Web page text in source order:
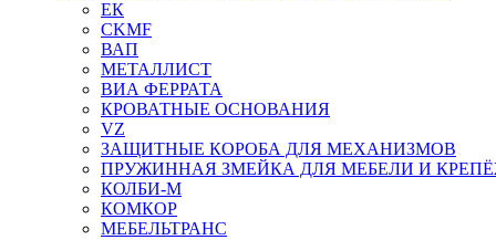
ЕК
CKMF
ВАП
МЕТАЛЛИСТ
ВИА ФЕРРАТА
КРОВАТНЫЕ ОСНОВАНИЯ
VZ
ЗАЩИТНЫЕ КОРОБА ДЛЯ МЕХАНИЗМОВ
ПРУЖИННАЯ ЗМЕЙКА ДЛЯ МЕБЕЛИ И
КОЛБИ-М
КОМКОР
МЕБЕЛЬТРАНС